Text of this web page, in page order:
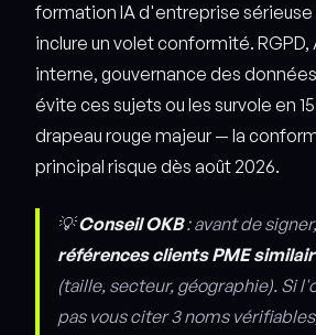
formation IA d'entreprise
inclure un volet conformité. RGPD,
interne, gouvernance des
évite ces sujets ou les survole en
drapeau rouge majeur — la
principal risque dès août 2026.
💡Conseil OKB: avant de
références clients PME
(taille, secteur, géographie). Si
pas vous citer 3 noms